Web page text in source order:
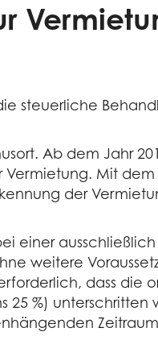
steuerliche
Ab dem Jahr
Mit dem
der
einer
weitere
dass die
%) unterschritten